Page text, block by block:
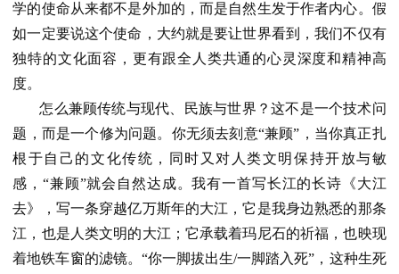
学的使命从来都不是外加的，而是自然生发于作者内心。假
如一定要说这个使命，大约就是要让世界看到，我们不仅有
独特的文化面容，更有跟全人类共通的心灵深度和精神高
度。
怎么兼顾传统与现代、民族与世界？这不是一个技术问
题，而是一个修为问题。你无须去刻意“兼顾”，当你真正扎
根于自己的文化传统，同时又对人类文明保持开放与敏
感，“兼顾”就会自然达成。我有一首写长江的长诗《大江
去》，写一条穿越亿万斯年的大江，它是我身边熟悉的那条
江，也是人类文明的大江；它承载着玛尼石的祈福，也映现
着地铁车窗的滤镜。“你一脚拔出生/一脚踏入死”，这种生死